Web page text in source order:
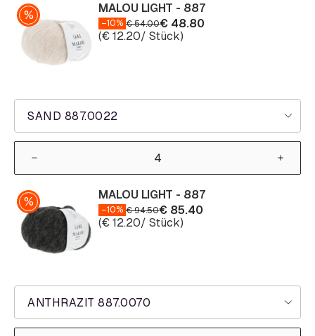
SAND 887.0022
MALOU LIGHT - 887
–10% €54.00€ 48.80
(€12.20/ Stück)
ANTHRAZIT 887.0070
MALOU LIGHT - 887
–10% €94.50€ 85.40
(€12.20/ Stück)